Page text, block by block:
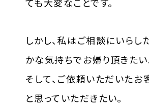
ても大変なことです。
しかし、私はご相談にいら
かな気持ちでお帰り頂きたい
そして、ご依頼いただいたお
と思っていただきたい。